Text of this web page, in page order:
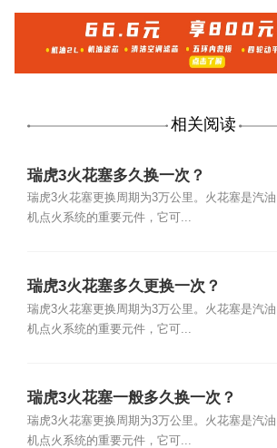
相关阅读
瑞虎3火花塞多久换一次？
瑞虎3火花塞更换周期为3万公里。火花塞是汽油
机点火系统的重要元件，它可...
瑞虎3火花塞多久更换一次？
瑞虎3火花塞更换周期为3万公里。火花塞是汽油
机点火系统的重要元件，它可...
瑞虎3火花塞一般多久换一次？
瑞虎3火花塞更换周期为3万公里。火花塞是汽油
机点火系统的重要元件，它可...